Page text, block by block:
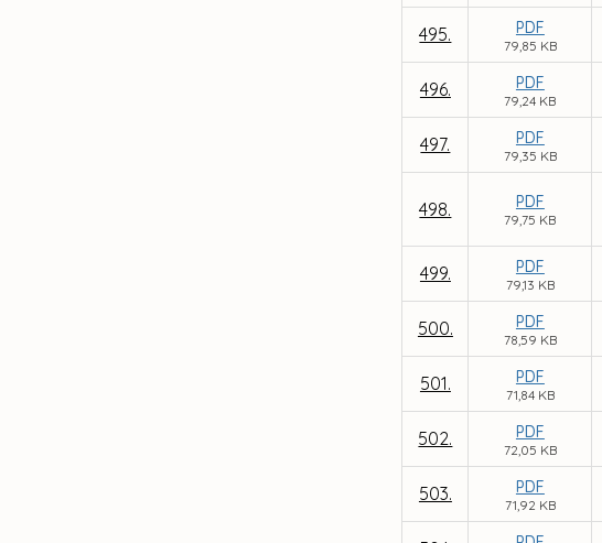
495. PDF
79,85 KB
496. PDF
79,24 KB
497. PDF
79,35 KB
498. PDF
79,75 KB
499. PDF
79,13 KB
500. PDF
78,59 KB
501. PDF
71,84 KB
502. PDF
72,05 KB
503. PDF
71,92 KB